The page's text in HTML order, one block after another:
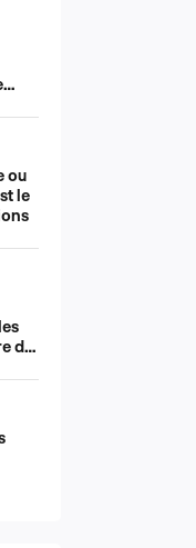
ou
le
du